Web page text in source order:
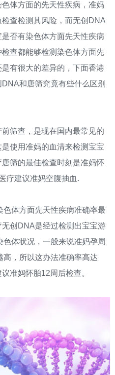
体方面的先天性疾病，准妈
查检测其风险，而无创DNA
否有染色体方面先天性疾病
查都能够检测染色体方面先
有很大的差异的，下面香港
和唐筛究竟有些什么区别
筛查，是现在国内最常见的
使用准妈的血清来检测宝宝
筛的最佳检查时刻是准妈怀
疗建议准妈空腹抽血.
体方面先天性疾病准确率最
创DNA是经过检测出宝宝游
体状况，一般来说准妈孕周
，所以这办法准确率高达
准妈怀胎12周后检查。